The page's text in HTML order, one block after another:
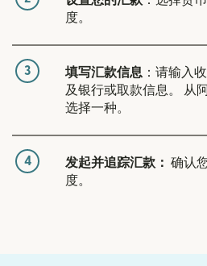
度。
3 填写汇款信息 ：请输入
及银行或取款信息。 从
选择一种。
4 发起并追踪汇款： 确认
度。